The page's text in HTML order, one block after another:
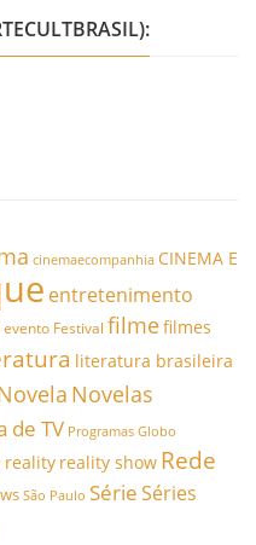
cinemaecompanhia CINEMA E
entretenimento
evento Festival filmefilmes
literatura brasileira
Novelas
de TV Programas Globo
reality reality show Rede
São Paulo SérieSéries